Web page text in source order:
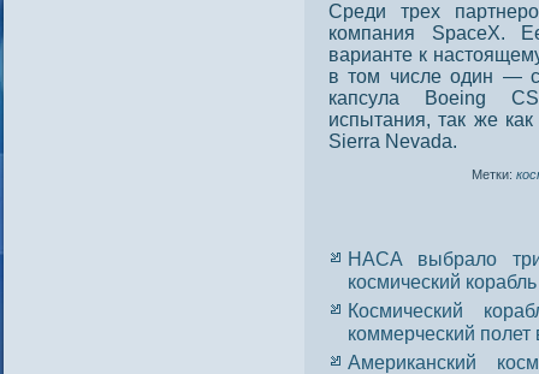
Среди трех
компания SpaceX.
варианте к
в том числе один —
капсула Boeing
испытания, так же
Sierra Nevada.
Метки:
НАСА выбрало
космический корабль
Космический
коммерческий полет
Американский